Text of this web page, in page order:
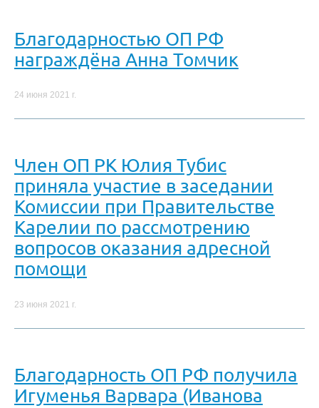
Благодарностью ОП РФ
награждёна Анна Томчик
24 июня 2021 г.
Член ОП РК Юлия Тубис
приняла участие в заседании
Комиссии при Правительстве
Карелии по рассмотрению
вопросов оказания адресной
помощи
23 июня 2021 г.
Благодарность ОП РФ получила
Игуменья Варвара (Иванова